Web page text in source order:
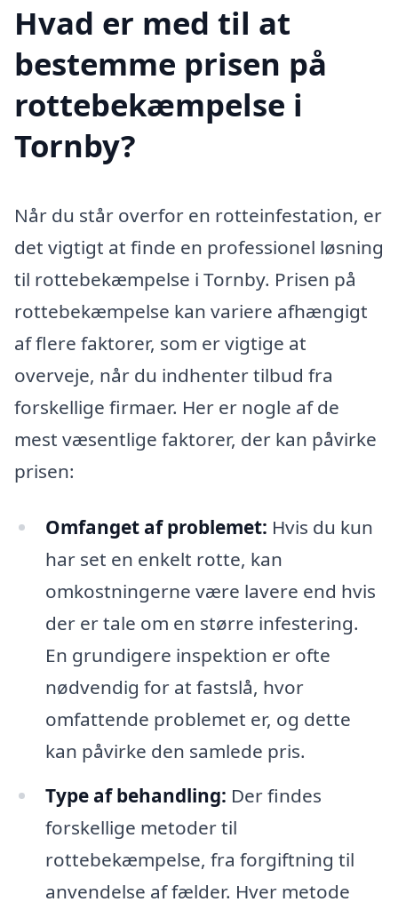
Hvad er med til at
bestemme prisen på
rottebekæmpelse i
Tornby?
Når du står overfor en rotteinfestation, er
det vigtigt at finde en professionel løsning
til rottebekæmpelse i Tornby. Prisen på
rottebekæmpelse kan variere afhængigt
af flere faktorer, som er vigtige at
overveje, når du indhenter tilbud fra
forskellige firmaer. Her er nogle af de
mest væsentlige faktorer, der kan påvirke
prisen:
Omfanget af problemet: Hvis du kun
har set en enkelt rotte, kan
omkostningerne være lavere end hvis
der er tale om en større infestering.
En grundigere inspektion er ofte
nødvendig for at fastslå, hvor
omfattende problemet er, og dette
kan påvirke den samlede pris.
Type af behandling: Der findes
forskellige metoder til
rottebekæmpelse, fra forgiftning til
anvendelse af fælder. Hver metode